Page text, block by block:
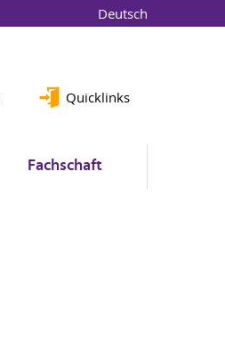
Deutsch
Quicklinks
Fachschaft